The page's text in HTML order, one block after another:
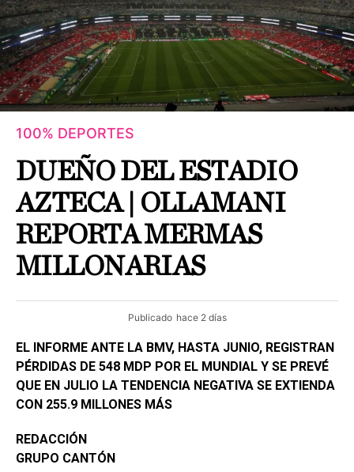
100% DEPORTES
DUEÑO DEL ESTADIO
AZTECA | OLLAMANI
REPORTA MERMAS
MILLONARIAS
Publicado hace 2 días
EL INFORME ANTE LA BMV, HASTA JUNIO, REGISTRAN
PÉRDIDAS DE 548 MDP POR EL MUNDIAL Y SE PREVÉ
QUE EN JULIO LA TENDENCIA NEGATIVA SE EXTIENDA
CON 255.9 MILLONES MÁS
REDACCIÓN
GRUPO CANTÓN